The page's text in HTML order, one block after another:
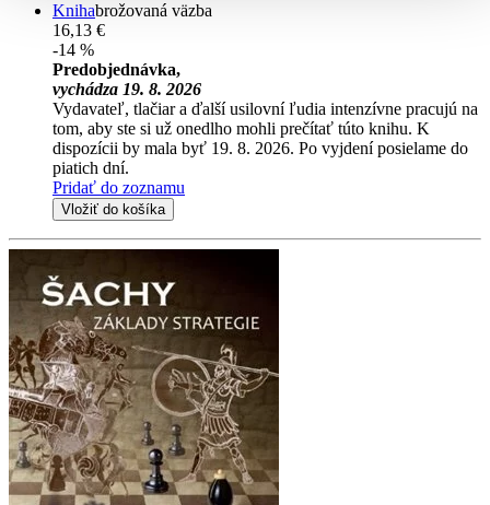
Knihabrožovaná väzba
16,13 €
-14 %
Predobjednávka,
vychádza 19. 8. 2026
Vydavateľ, tlačiar a ďalší usilovní ľudia intenzívne pracujú na
tom, aby ste si už onedlho mohli prečítať túto knihu. K
dispozícii by mala byť 19. 8. 2026. Po vyjdení posielame do
piatich dní.
Pridať do zoznamu
Vložiť do košíka